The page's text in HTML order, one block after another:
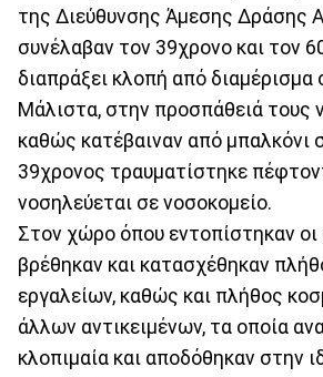
της Διεύθυνσης Άμεσης Δράσης
συνέλαβαν τον 39χρονο και τον
διαπράξει κλοπή από
Μάλιστα, στην προσπάθειά τους
καθώς κατέβαιναν από μπαλκόνι
39χρονος τραυματίστηκε
νοσηλεύεται σε νοσοκομείο.
Στον χώρο όπου εντοπίστηκαν
βρέθηκαν και κατασχέθηκαν
εργαλείων, καθώς και πλήθος
άλλων αντικειμένων, τα οποία
κλοπιμαία και αποδόθηκαν στην